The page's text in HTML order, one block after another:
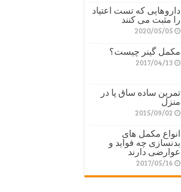
داروهایی که تست اعتیاد
را مثبت می کنند
2020/05/05
مکمل گینر چیست؟
2017/04/13
تمرین ساده ساق پا در
منزل
2015/09/02
انواع مکمل های
بدنسازی چه فواید و
عوارضی دارند
2017/05/16